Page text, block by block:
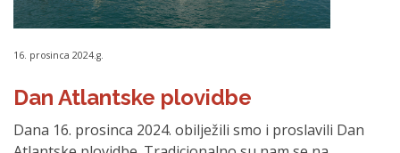
16. prosinca 2024.g.
Dan Atlantske plovidbe
Dana 16. prosinca 2024. obilježili smo i proslavili Dan